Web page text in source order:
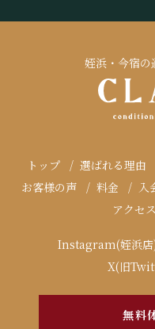
姪浜・今宿の
トップ 選ばれる理由
お客様の声
料金 入
アクセス
Instagram(姪浜店
X(旧
無料